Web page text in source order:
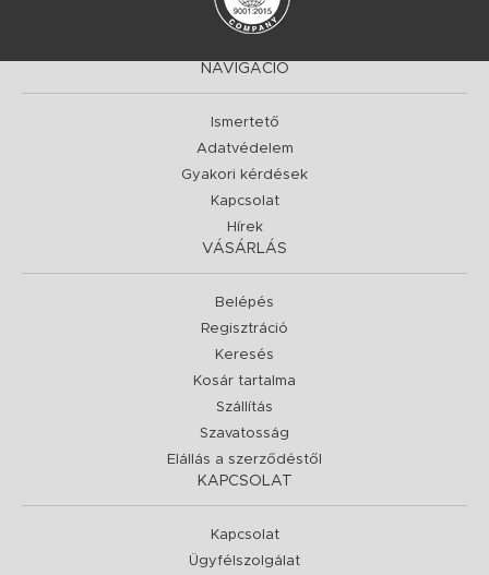
NAVIGÁCIÓ
Ismertető
Adatvédelem
Gyakori kérdések
Kapcsolat
Hírek
VÁSÁRLÁS
Belépés
Regisztráció
Keresés
Kosár tartalma
Szállítás
Szavatosság
Elállás a szerződéstől
KAPCSOLAT
Kapcsolat
Ügyfélszolgálat